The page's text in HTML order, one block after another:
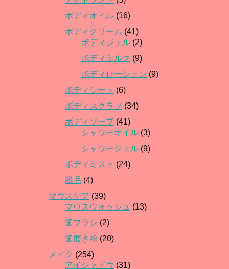
ボディオイル (16)
ボディクリーム (41)
ボディジェル (2)
ボディミルク (9)
ボディローション (9)
ボディシート (6)
ボディスクラブ (34)
ボディソープ(41)
シャワーオイル (3)
シャワージェル (9)
ボディミスト (24)
脱毛 (4)
マウスケア (39)
マウスウォッシュ (13)
歯ブラシ (2)
歯磨き粉 (20)
メイク (254)
アイシャドウ (31)